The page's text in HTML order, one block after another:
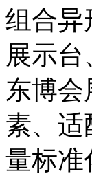
组合异
展示
东博
素、适
量标准